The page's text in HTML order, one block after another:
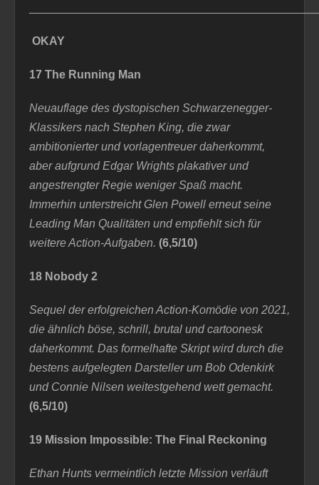
OKAY
17 The Running Man
Neuauflage des dystopischen Schwarzenegger-
Klassikers nach Stephen King, die zwar
ambitionierter und vorlagentreuerdaherkommt,
aber aufgrund Edgar Wrights plakativer und
angestrengter Regie weniger Spaß macht.
Immerhin unterstreicht Glen Powell erneut seine
Leading Man Qualitäten und empfiehlt sich für
weitere Action-Aufgaben. (6,5/10)
18 Nobody 2
Sequel der erfolgreichen Action-Komödie von 2021,
die ähnlich böse, schrill, brutal und cartoonesk
daherkommt. Das formelhafte Skript wird durch die
bestens aufgelegten Darsteller um Bob Odenkirk
und Connie Nilsen weitestgehend wett gemacht.
(6,5/10)
19 Mission Impossible: The Final Reckoning
Ethan Hunts vermeintlich letzte Mission verläuft